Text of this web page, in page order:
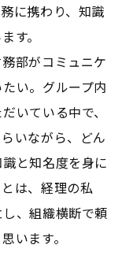
に携わり、知識
す。
部がコミュニケ
い。グループ内
いている中で、
いながら、どん
と知名度を身に
は、経理の私
、組織横断で頼
います。